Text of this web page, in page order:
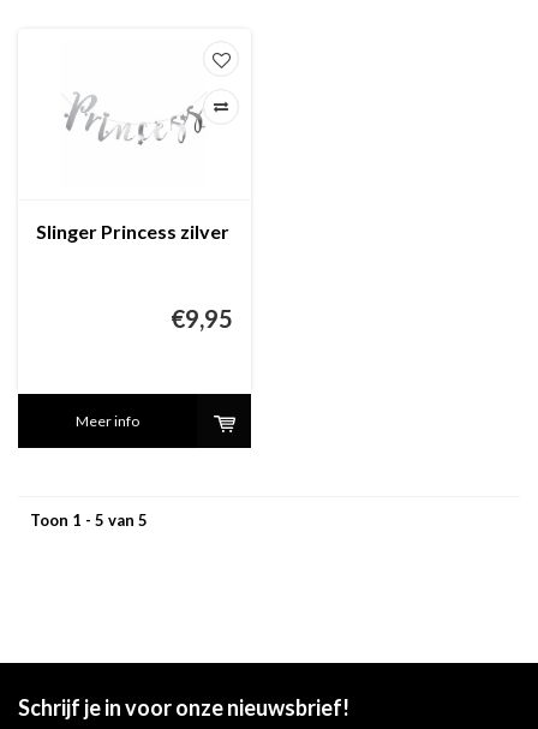
Slinger Princess zilver
€9,95
Meer info
Toon 1 - 5 van 5
Schrijf je in voor onze nieuwsbrief!